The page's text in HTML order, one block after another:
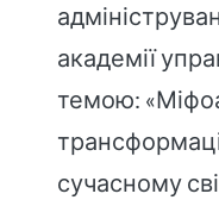
академії
темою:
сучасному